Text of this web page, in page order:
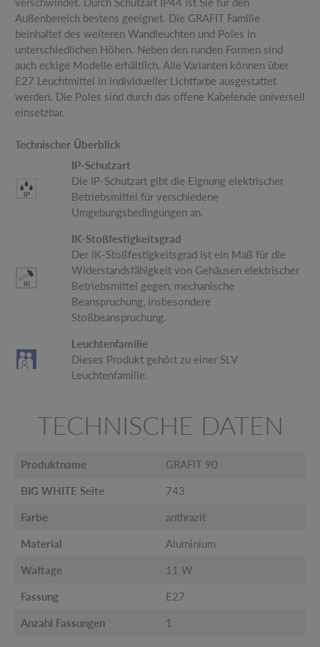
Außenbereich bestens geeignet. Die GRAFIT Familie
beinhaltet des weiteren Wandleuchten und Poles in
unterschiedlichen Höhen. Neben den runden Formen sind
auch eckige Modelle erhältlich. Alle Varianten können über
E27 Leuchtmittel in individueller Lichtfarbe ausgestattet
werden. Die Poles sind durch das offene Kabelende universell
einsetzbar.
Technischer Überblick
IP-Schutzart
Die IP-Schutzart gibt die Eignung elektrischer
Betriebsmittel für verschiedene
Umgebungsbedingungen an.
IK-Stoßfestigkeitsgrad
Der IK-Stoßfestigkeitsgrad ist ein Maß für die
Widerstandsfähigkeit von Gehäusen elektrischer
Betriebsmittel gegen, mechanische
Beanspruchung, insbesondere
Stoßbeanspruchung.
Leuchtenfamilie
Dieses Produkt gehört zu einer SLV
Leuchtenfamilie.
TECHNISCHE DATEN
Produktname GRAFIT 90
BIG WHITE Seite 743
Farbe anthrazit
Material Aluminium
Wattage 11 W
Fassung E27
Anzahl Fassungen 1